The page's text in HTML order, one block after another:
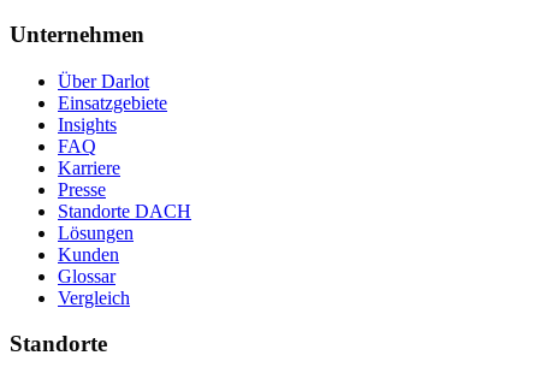
Unternehmen
Über Darlot
Einsatzgebiete
Insights
FAQ
Karriere
Presse
Standorte DACH
Lösungen
Kunden
Glossar
Vergleich
Standorte